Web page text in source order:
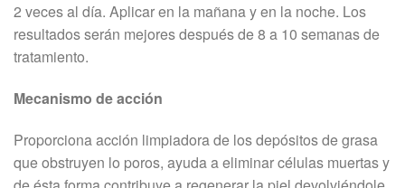
2 veces al día. Aplicar en la mañana y en la noche. Los
resultados serán mejores después de 8 a 10 semanas de
tratamiento.
Mecanismo de acción
Proporciona acción limpiadora de los depósitos de grasa
que obstruyen lo poros, ayuda a eliminar células muertas y